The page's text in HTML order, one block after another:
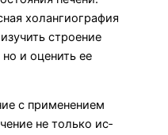
холангиография
строение
и оценить ее
с применением
не только ис­